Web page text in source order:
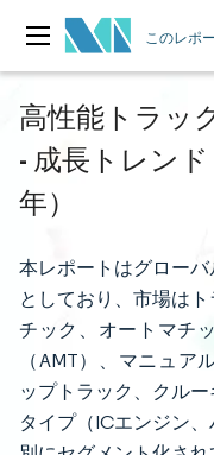
このレポ
高性能トラッ
- 成長トレン
年）
本レポートはグロー
としており、市場は
チック、オートマチ
（AMT）、マニュア
ップトラック、クル
タイプ（ICエンジン